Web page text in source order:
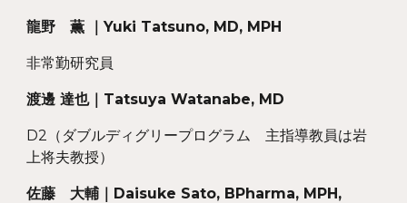
龍野 薫 ｜Yuki Tatsuno, MD, MPH
非常勤研究員
渡邊 達也｜ Tatsuya Watanabe, MD
D2（ダブルディグリープログラム 主指導教員は岩
上将夫教授）
佐藤 大輔｜Daisuke Sato, BPharma, MPH,